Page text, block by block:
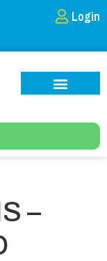
Login
–